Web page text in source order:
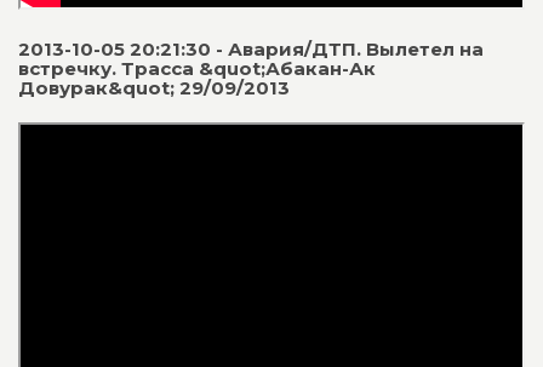
2013-10-05 20:21:30 - Авария/ДТП. Вылетел на
встречку. Трасса &quot;Абакан-Ак
Довурак&quot; 29/09/2013